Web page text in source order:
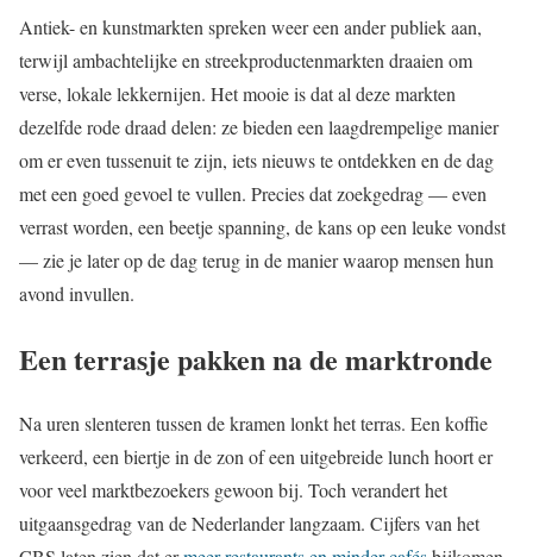
Antiek- en kunstmarkten spreken weer een ander publiek aan,
terwijl ambachtelijke en streekproductenmarkten draaien om
verse, lokale lekkernijen. Het mooie is dat al deze markten
dezelfde rode draad delen: ze bieden een laagdrempelige manier
om er even tussenuit te zijn, iets nieuws te ontdekken en de dag
met een goed gevoel te vullen. Precies dat zoekgedrag — even
verrast worden, een beetje spanning, de kans op een leuke vondst
— zie je later op de dag terug in de manier waarop mensen hun
avond invullen.
Een terrasje pakken na de marktronde
Na uren slenteren tussen de kramen lonkt het terras. Een koffie
verkeerd, een biertje in de zon of een uitgebreide lunch hoort er
voor veel marktbezoekers gewoon bij. Toch verandert het
uitgaansgedrag van de Nederlander langzaam. Cijfers van het